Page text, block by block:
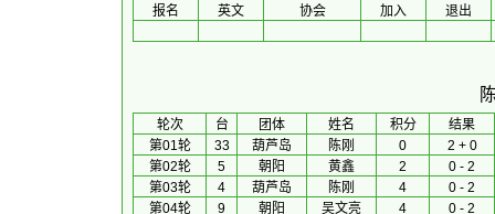
报名
英文 协会 加入 退出
轮次 台 团体 姓名 积分
结果
第01轮
33 葫芦岛 陈刚 0
2 + 0
第02轮
5 朝阳 黄鑫 2
0 - 2
第03轮
4 葫芦岛 陈刚 4
0 - 2
第04轮
9 朝阳 吴文亮 4
0 - 2